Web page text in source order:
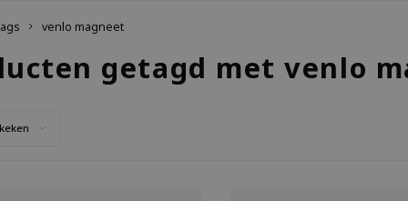
venlo magneet
getagd met venlo